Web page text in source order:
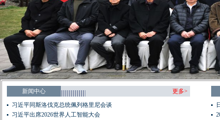
新闻中心
更多>
习近平同斯洛伐克总统佩列格里尼会谈
习近平出席2026世界人工智能大会